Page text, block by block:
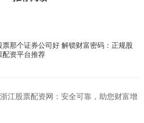
票那个证券公司好 解锁财富密码：正规股
配资平台推荐
江股票配资网：安全可靠，助您财富增